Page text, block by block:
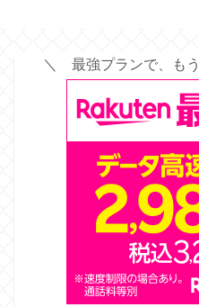
＼ 最強プランで、も